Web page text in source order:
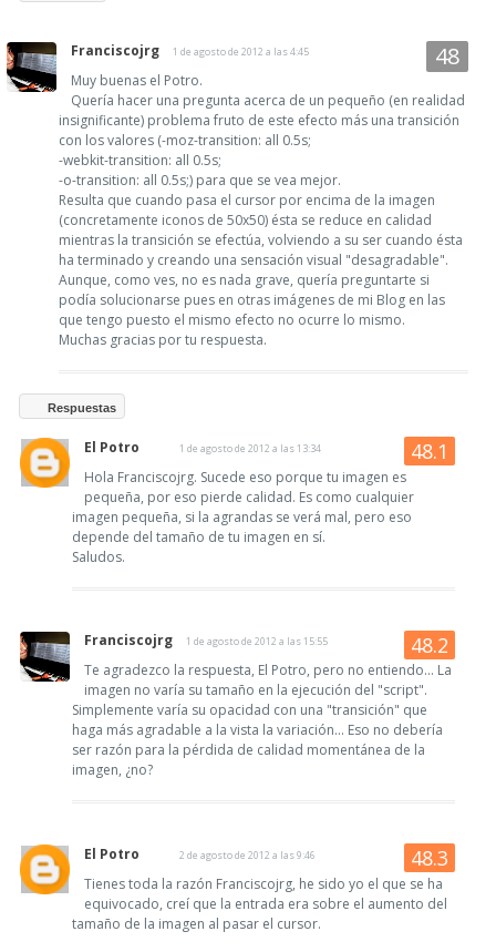
Franciscojrg 1 de agosto de 2012 a las 4:45
Muy buenas el Potro.
Quería hacer una pregunta acerca de un pequeño (en realidad
insignificante) problema fruto de este efecto más una transición
con los valores (-moz-transition: all 0.5s;
-webkit-transition: all 0.5s;
-o-transition: all 0.5s;) para que se vea mejor.
Resulta que cuando pasa el cursor por encima de la imagen
(concretamente iconos de 50x50) ésta se reduce en calidad
mientras la transición se efectúa, volviendo a su ser cuando ésta
ha terminado y creando una sensación visual "desagradable".
Aunque, como ves, no es nada grave, quería preguntarte si
podía solucionarse pues en otras imágenes de mi Blog en las
que tengo puesto el mismo efecto no ocurre lo mismo.
Muchas gracias por tu respuesta.
Respuestas
El Potro 1 de agosto de 2012 a las 13:34
Hola Franciscojrg. Sucede eso porque tu imagen es
pequeña, por eso pierde calidad. Es como cualquier
imagen pequeña, si la agrandas se verá mal, pero eso
depende del tamaño de tu imagen en sí.
Saludos.
Franciscojrg 1 de agosto de 2012 a las 15:55
Te agradezco la respuesta, El Potro, pero no entiendo... La
imagen no varía su tamaño en la ejecución del "script".
Simplemente varía su opacidad con una "transición" que
haga más agradable a la vista la variación... Eso no debería
ser razón para la pérdida de calidad momentánea de la
imagen, ¿no?
El Potro 2 de agosto de 2012 a las 9:46
Tienes toda la razón Franciscojrg, he sido yo el que se ha
equivocado, creí que la entrada era sobre el aumento del
tamaño de la imagen al pasar el cursor.